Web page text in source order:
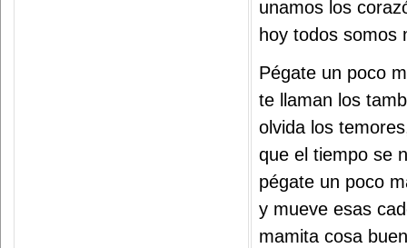
unamos los
hoy todos somos
Pégate un poco
te llaman los
olvida los
que el tiempo se
pégate un poco
y mueve esas
mamita cosa